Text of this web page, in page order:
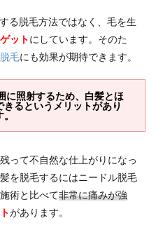
る脱毛方法ではなく、毛を生
ットにしています。そのた
毛にも効果が期待できます。
に照射するため、白髪とほ
るというメリットがあり
。
って不自然な仕上がりになっ
を脱毛するにはニードル脱毛
術と比べて非常に痛みが強
があります。